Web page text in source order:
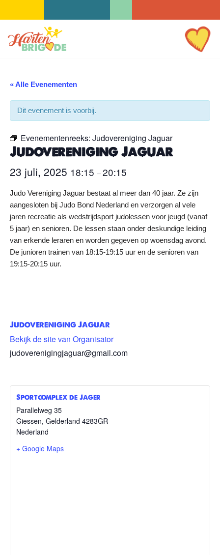
Ga
inhoud
« Alle Evenementen
Dit evenement is voorbij.
Evenementenreeks: Judovereniging Jaguar
Judovereniging Jaguar
23 juli, 2025 18:15 –20:15
Judo Vereniging Jaguar bestaat al meer dan 40 jaar. Ze zijn
aangesloten bij Judo Bond Nederland en verzorgen al vele
jaren recreatie als wedstrijdsport judolessen voor jeugd (vanaf
5 jaar) en senioren. De lessen staan onder deskundige leiding
van erkende leraren en worden gegeven op woensdag avond.
De junioren trainen van 18:15-19:15 uur en de senioren van
19:15-20:15 uur.
Judovereniging Jaguar
Bekijk de site van Organisator
judoverenigingjaguar@gmail.com
Sportcomplex de Jager
Parallelweg 35
Giessen, Gelderland 4283GR
Nederland
+ Google Maps